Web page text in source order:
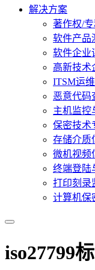
解决方案
著作权/专
软件产品
软件企业
高新技术
ITSM运
恶意代码
主机监控
保密技术
存储介质
微机视频
终端登陆
打印刻录
计算机保
iso27799